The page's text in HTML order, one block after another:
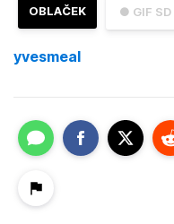
● GIF SD
OBLAČEK
yvesmeal